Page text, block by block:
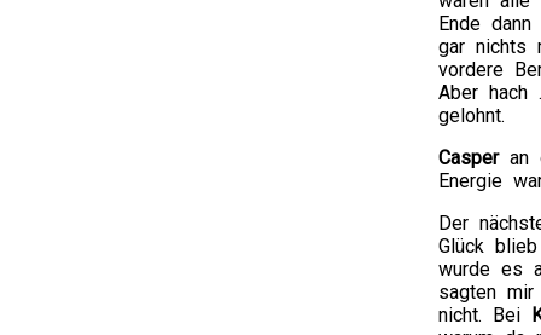
Ende
gar nichts
vordere
Aber hach
gelohnt.
Casperan
Energie
Der
Glück
wurde es
sagten
nicht. Bei